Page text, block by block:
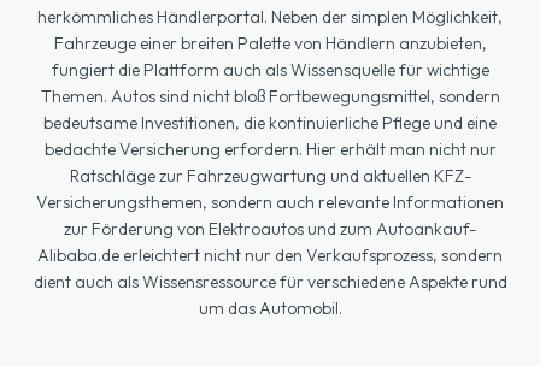
herkömmliches Händlerportal. Neben der simplen Möglichkeit,
Fahrzeuge einer breiten Palette von Händlern anzubieten,
fungiert die Plattform auch als Wissensquelle für wichtige
Themen. Autos sind nicht bloß Fortbewegungsmittel, sondern
bedeutsame Investitionen, die kontinuierliche Pflege und eine
bedachte Versicherung erfordern. Hier erhält man nicht nur
Ratschläge zur Fahrzeugwartung und aktuellen KFZ-
Versicherungsthemen, sondern auch relevante Informationen
zur Förderung von Elektroautos und zum Autoankauf-
Alibaba.de erleichtert nicht nur den Verkaufsprozess, sondern
dient auch als Wissensressource für verschiedene Aspekte rund
um das Automobil.